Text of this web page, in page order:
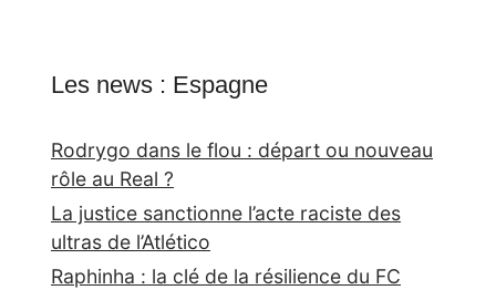
Les news : Espagne
Rodrygo dans le flou : départ ou nouveau
rôle au Real ?
La justice sanctionne l’acte raciste des
ultras de l’Atlético
Raphinha : la clé de la résilience du FC